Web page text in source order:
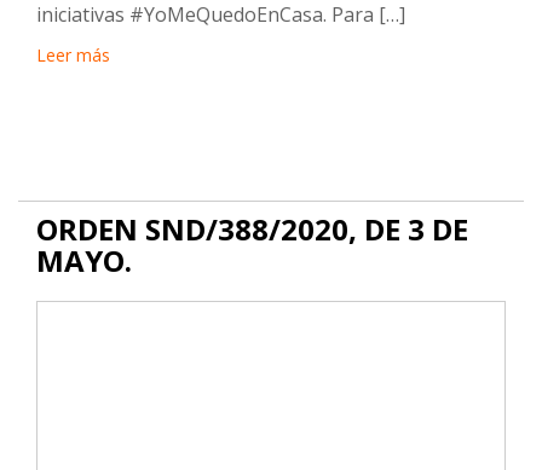
iniciativas #YoMeQuedoEnCasa. Para […]
Leer más
ORDEN SND/388/2020, DE 3 DE
MAYO.